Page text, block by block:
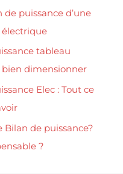
de puissance d’une
tableau
dimensionner
Elec : Tout ce
Bilan de puissance?
?